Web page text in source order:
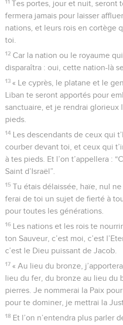
11 Tes portes, jour et nuit, seront
fermera jamais pour laisser
nations, et leurs rois en cortège
toi.
12 Car la nation ou le royaume
disparaîtra : oui, cette nation-là
13 « Le cyprès, le platane et le
Liban te seront apportés pour
sanctuaire, et je rendrai glorieux
pieds.
14 Les descendants de ceux qui
courber devant toi, et ceux qui
à tes pieds. Et l’on t’appellera :
Saint d’Israël”.
15 Tu étais délaissée, haïe, nul
ferai de toi un sujet de fierté à
pour toutes les générations.
16 Les nations et les rois te
ton Sauveur, c’est moi, c’est
c’est le Dieu puissant de Jacob.
17 « Au lieu du bronze,
lieu du fer, du bronze au lieu du
pierres. Je nommerai la Paix
pour te dominer, je mettrai la
18 Et l’on n’entendra plus parler